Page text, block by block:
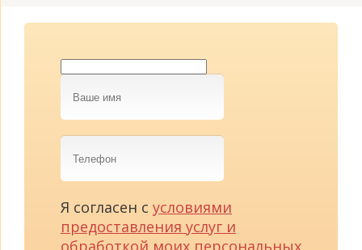
Ваше
имя
Телефон
Я согласен с условиями
предоставления услуг и